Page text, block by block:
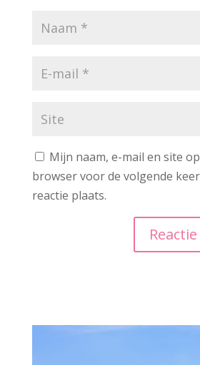
Mijn naam, e-mail en site
browser voor de volgende
reactie plaats.